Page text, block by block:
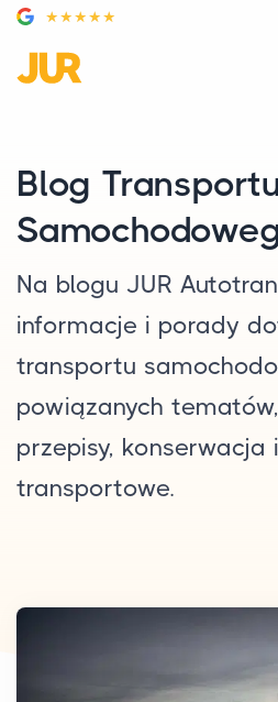
Blog
Na blogu JUR
informacje i porady
transportu
powiązanych
przepisy, konserwacja
transportowe.